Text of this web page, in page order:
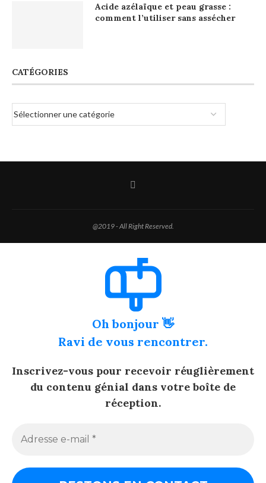
Acide azélaïque et peau grasse :
comment l’utiliser sans assécher
CATÉGORIES
@2019 - All Right Reserved.
Oh bonjour 👋
Ravi de vous rencontrer.
Inscrivez-vous pour recevoir réuglièrement
du contenu génial dans votre boîte de
réception.